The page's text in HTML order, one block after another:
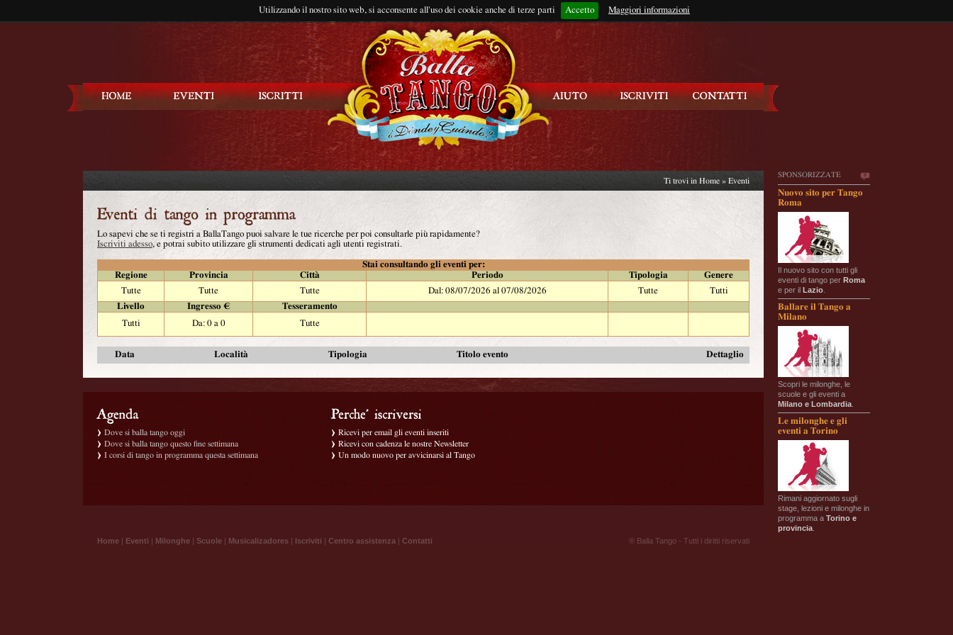
Utilizzando il nostro sito web, si acconsente all'uso dei cookie anche di terze parti Accetto Maggiori informazioni
Rimani connesso?
SPONSORIZZATE
Nuovo sito per Tango
Roma
Il nuovo sito con tutti gli
eventi di tango per Roma
e per il Lazio
Ballare il Tango a
Milano
Scopri le milonghe, le
scuole e gli eventi a
Milano e Lombardia
Le milonghe e gli
eventi a Torino
Rimani aggiornato sugli
stage, lezioni e milonghe in
programma a Torino e
provincia
Ti trovi in Home » Eventi
Lo sapevi che se ti registri a BallaTango puoi salvare le tue ricerche per poi consultarle più rapidamente?
Iscriviti adesso, e potrai subito utilizzare gli strumenti dedicati agli utenti registrati.
Stai consultando gli eventi per:
Regione
Provincia Città Periodo Tipologia
Genere
Tutte
Tutte Tutte Dal: 08/07/2026 al 07/08/2026 Tutte
Tutti
Livello
Ingresso €
Tesseramento
Tutti
Da: 0 a 0 Tutte
Data Località Tipologia Titolo evento Dettaglio
Dove si balla tango oggi
Dove si balla tango questo fine settimana
I corsi di tango in programma questa settimana
Ricevi per email gli eventi inseriti
Ricevi con cadenza le nostre Newsletter
Un modo nuovo per avvicinarsi al Tango
Home | Eventi | Milonghe | Scuole | Musicalizadores | Iscriviti | Centro assistenza | Contatti ® Balla Tango - Tutti i diritti riservati